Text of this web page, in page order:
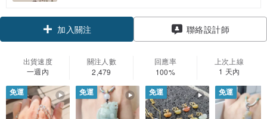
領優惠券
加入關注
聯絡設計師
出貨速度
一週內
關注人數
2,479
回應率
100%
上次上線
1 天內
免運 免運 免運 免運